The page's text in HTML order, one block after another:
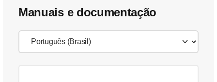
Manuais e documentação